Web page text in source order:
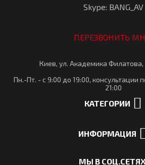
Skype: BANG_AV
ПЕРЕЗВОНИТЬ
Киев, ул. Академика
Пн.-Пт. - с 9:00 до 19:00, консультации
21:00
КАТЕГОРИИ
ИНФОРМАЦИЯ
МЫ В СОЦ.СЕТЯХ